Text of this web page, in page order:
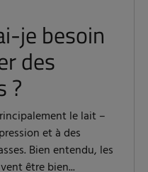
je besoin
des
?
le lait –
et à des
Bien entendu, les
être bien...